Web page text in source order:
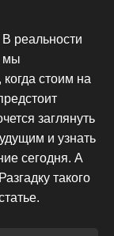
В реальности
мы
, когда стоим на
заглянуть
и узнать
сегодня. А
такого